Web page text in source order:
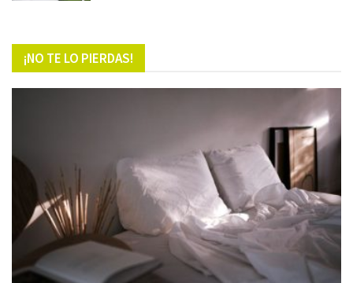
¡NO TE LO PIERDAS!